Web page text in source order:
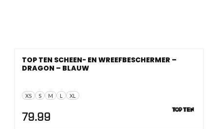
XS S M L XL
TOP TEN SCHEEN- EN WREEFBESCHERMER –
DRAGON – BLAUW
79.99